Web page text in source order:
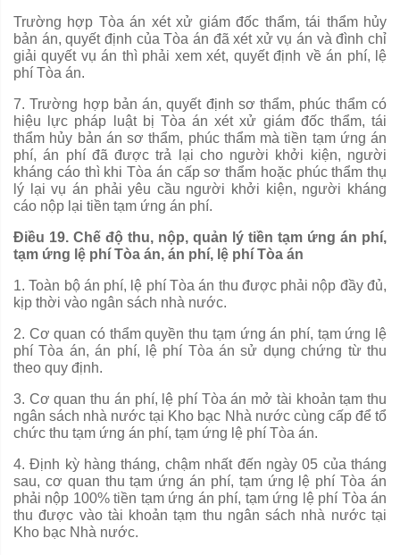
Trường hợp Tòa án xét xử giám đốc thẩm, tái thẩm hủy
bản án,quyếtđịnh của Tòa án đã xét xử vụ án vàđình chỉ
giải quyết vụ án thì phải xem xét, quyết định về án phí, lệ
phí Tòa án.
7. Trường hợp bản án, quyết định sơ thẩm, phúc thẩm có
hiệu lực pháp luật bị Tòa án xét xử giám đốc thẩm, tái
thẩm hủy bản án sơ thẩm, phúc thẩm màtiền tạm ứng án
phí, án phí đã được trả lại cho người khởi kiện, người
kháng cáo thì khi Tòa án cấp sơ thẩm hoặc phúc thẩm thụ
lý lại vụ án phải yêu cầu người khởi kiện, người kháng
cáo nộp lại tiền tạm ứng án phí.
Điều 19. Chế độ thu, nộp, quản lý tiền tạm ứng án phí,
tạm ứng lệ phí Tòa án, án phí, lệ phí Tòa án
1. Toàn bộ án phí, lệ phí Tòa án thu được phải nộp đầy đủ,
kịp thời vào ngân sách nhà nước.
2. Cơ quan có thẩm quyền thu tạm ứng án phí, tạm ứng lệ
phí Tòa án, án phí, lệ phí Tòa án sử dụng chứng từ thu
theo quy định.
3. Cơ quan thu án phí, lệ phí Tòa án mở tài khoản tạm thu
ngân sách nhà nước tại Kho bạc Nhà nước cùng cấp để tổ
chức thu tạm ứng án phí, tạm ứng lệ phí Tòa án.
4.Định kỳ hàng tháng, chậm nhất đến ngày 05 của tháng
sau, cơ quan thu tạm ứng án phí, tạm ứng lệ phí Tòa án
phải nộp 100% tiền tạm ứng án phí, tạm ứng lệ phí Tòa án
thu được vào tài khoản tạm thu ngân sách nhà nước tại
Kho bạc Nhà nước.